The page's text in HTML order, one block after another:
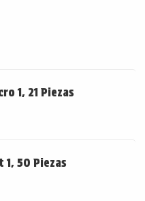
1, 21 Piezas
1, 50 Piezas